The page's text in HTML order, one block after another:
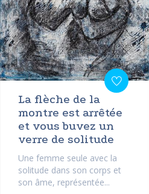
La flèche de la
montre est arrêtée
et vous buvez un
verre de solitude
Une femme seule avec la
solitude dans son corps et
son âme, représentée...